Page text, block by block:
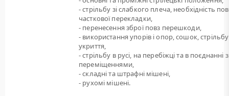
- стрільбу зі слабкого плеча, необхідність
часткової перекладки,
- перенесення зброї повз перешкоди,
- використання упорів і опор, сошок,
укриття,
- стрільбу в русі, на перебіжці та в поєднанні з
переміщеннями,
- складні та штрафні мішені,
- рухомі мішені.